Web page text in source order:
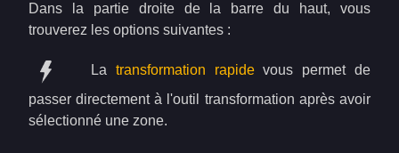
Dans la partie droite de la barre du haut, vous
trouverez les options suivantes :
La transformation rapidevous permet de
passer directement à l'outil transformation après avoir
sélectionné une zone.